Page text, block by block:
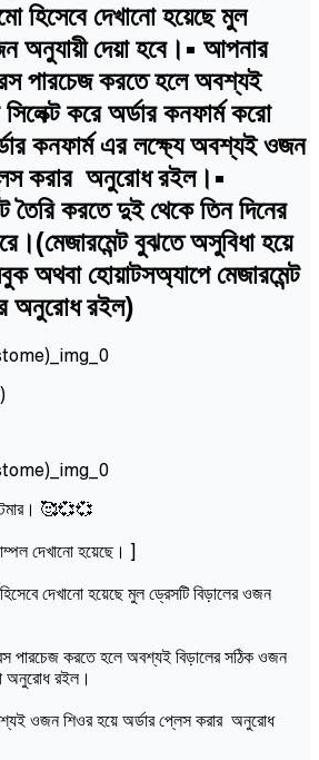
হিসেবে দেখানো হয়েছে মুল
অনুযায়ী দেয়া হবে।• আপনার
পারচেজ করতে হলে অবশ্যই
করে অর্ডার কনফার্ম করো
কনফার্ম এর লক্ষ্যে অবশ্যই ওজন
করার অনুরোধ রইল।•
তৈরি করতে দুই থেকে তিন দিনের
বুঝতে অসুবিধা হয়ে
অথবা হোয়াটসঅ্যাপে মেজারমেন্ট
অনুরোধ রইল)
🥰💞💞
দেখানো হয়েছে। ]
দেখানো হয়েছে মুল ড্রেসটি বিড়ালের ওজন
পারচেজ করতে হলে অবশ্যই বিড়ালের সঠিক ওজন
অনুরোধ রইল।
ওজন শিওর হয়ে অর্ডার প্লেস করার অনুরোধ